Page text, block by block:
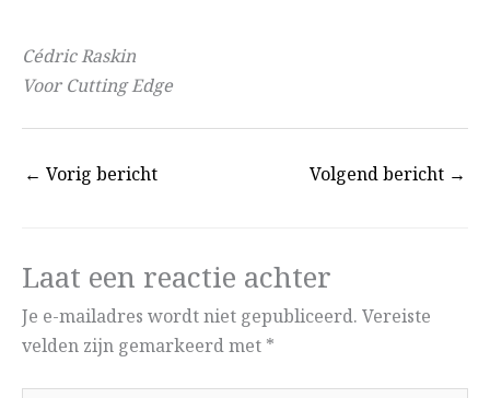
Cédric Raskin
Voor Cutting Edge
← Vorig bericht Volgend bericht →
Laat een reactie achter
Je e-mailadres wordt niet gepubliceerd. Vereiste
velden zijn gemarkeerd met *